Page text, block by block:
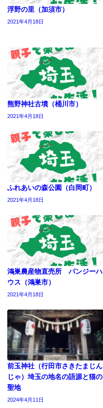
浮野の里（加須市）
2021年4月18日
熊野神社古墳（桶川市）
2021年4月18日
ふれあいの森公園（白岡町）
2021年4月18日
鴻巣農産物直売所 パンジーハ
ウス（鴻巣市）
2021年4月18日
前玉神社（行田市さきたまじん
じゃ）埼玉の地名の語源と猫の
聖地
2024年4月11日